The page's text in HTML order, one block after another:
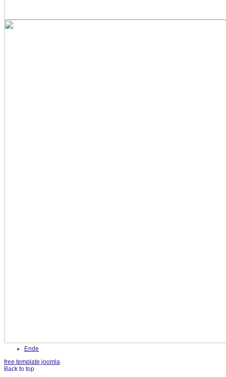
Ende
free template joomla
Back to top